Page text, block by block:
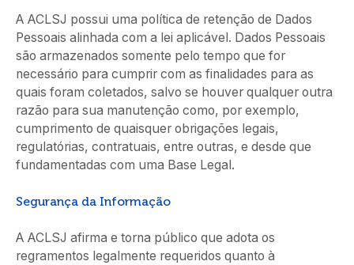
A ACLSJ possui uma política de retenção de Dados
Pessoais alinhada com a lei aplicável. Dados Pessoais
são armazenados somente pelo tempo que for
necessário para cumprir com as finalidades para as
quais foram coletados, salvo se houver qualquer outra
razão para sua manutenção como, por exemplo,
cumprimento de quaisquer obrigações legais,
regulatórias, contratuais, entre outras, e desde que
fundamentadas com uma Base Legal.
Segurança da Informação
A ACLSJ afirma e torna público que adota os
regramentos legalmente requeridos quanto à